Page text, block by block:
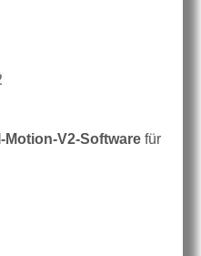
I-Motion-V2-Software für